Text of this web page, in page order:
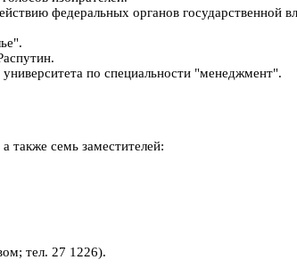
федеральных органов государственной
по специальности "менеджмент".
также семь заместителей:
тел. 27 1226).